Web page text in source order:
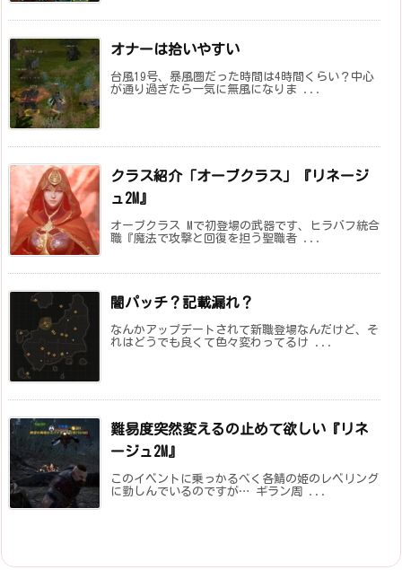
オナーは拾いやすい
台風19号、暴風圏だった時間は4時間くらい？中心
が通り過ぎたら一気に無風になりま ...
クラス紹介「オーブクラス」『リネージ
ュ2M』
オーブクラス Mで初登場の武器です、ヒラバフ統合
職『魔法で攻撃と回復を担う聖職者 ...
闇パッチ？記載漏れ？
なんかアップデートされて新職登場なんだけど、そ
れはどうでも良くて色々変わってるけ ...
難易度突然変えるの止めて欲しい『リネ
ージュ2M』
このイベントに乗っかるべく各鯖の姫のレベリング
に勤しんでいるのですが… ギラン周 ...